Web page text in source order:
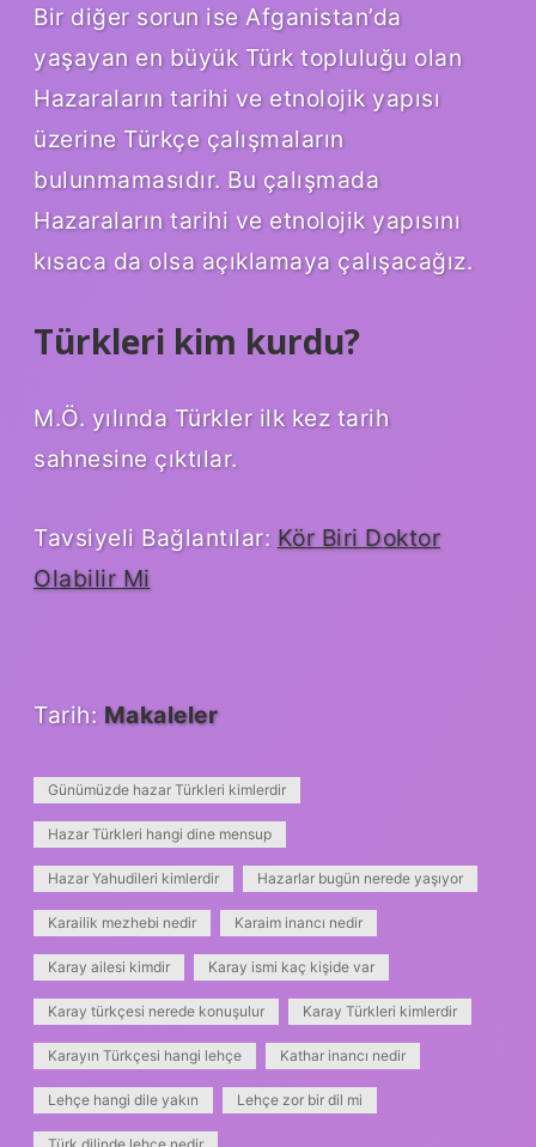
Bir diğer sorun ise Afganistan’da
yaşayan en büyük Türk topluluğu olan
Hazaraların tarihi ve etnolojik yapısı
üzerine Türkçe çalışmaların
bulunmamasıdır. Bu çalışmada
Hazaraların tarihi ve etnolojik yapısını
kısaca da olsa açıklamaya çalışacağız.
Türkleri kim kurdu?
M.Ö. yılında Türkler ilk kez tarih
sahnesine çıktılar.
Tavsiyeli Bağlantılar: Kör Biri Doktor
Olabilir Mi
Tarih: Makaleler
Günümüzde hazar Türkleri kimlerdir
Hazar Türkleri hangi dine mensup
Hazar Yahudileri kimlerdir Hazarlar bugün nerede yaşıyor
Karailik mezhebi nedir Karaim inancı nedir
Karay ailesi kimdir Karay ismi kaç kişide var
Karay türkçesi nerede konuşulur Karay Türkleri kimlerdir
Karayın Türkçesi hangi lehçe Kathar inancı nedir
Lehçe hangi dile yakın Lehçe zor bir dil mi